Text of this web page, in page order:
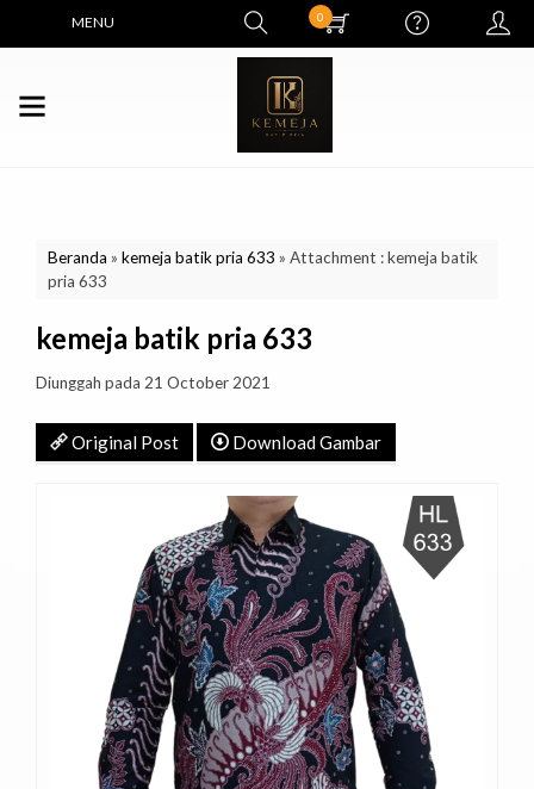
MENU 0
Beranda » kemeja batik pria 633 » Attachment : kemeja batik
pria 633
kemeja batik pria 633
Diunggah pada 21 October 2021
Original Post Download Gambar